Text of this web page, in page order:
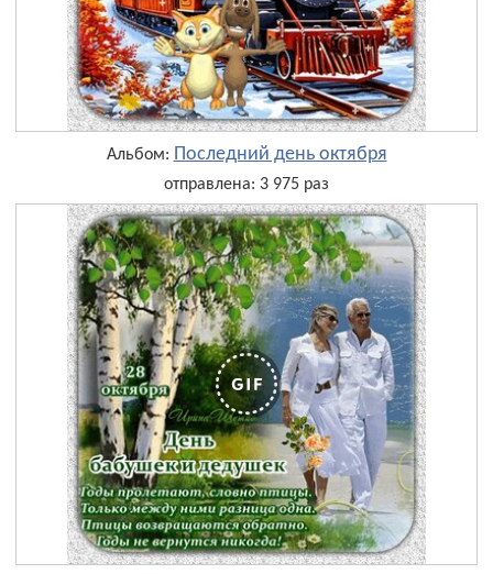
Альбом: Последний день октября
отправлена: 3 975 раз